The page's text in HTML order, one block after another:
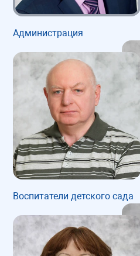
Администрация
Воспитатели детского сада